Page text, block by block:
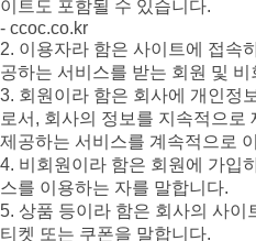
이트도 포함될 수 있습니다.
- ccoc.co.kr
2. 이용자라 함은 사이트에 접속
공하는 서비스를 받는 회원 및
3. 회원이라 함은 회사에 개인정
로서, 회사의 정보를 지속적으로
제공하는 서비스를 계속적으로
4. 비회원이라 함은 회원에 가입
스를 이용하는 자를 말합니다.
5. 상품 등이라 함은 회사의 사
티켓 또는 쿠폰을 말합니다.